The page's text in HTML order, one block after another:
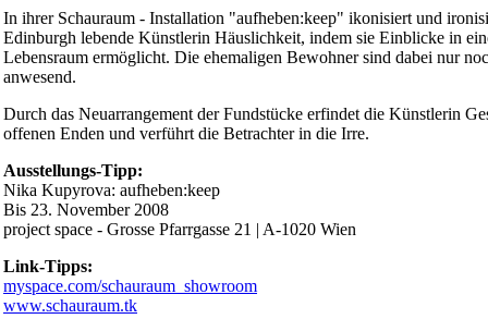
In ihrer Schauraum - Installation "aufheben:keep" ikonisiert und
Edinburgh lebende Künstlerin Häuslichkeit, indem sie Einblicke in
Lebensraum ermöglicht. Die ehemaligen Bewohner sind dabei nur
anwesend.
Durch das Neuarrangement der Fundstücke erfindet die Künstlerin
offenen Enden und verführt die Betrachter in die Irre.
Ausstellungs-Tipp:
Nika Kupyrova: aufheben:keep
Bis 23. November 2008
project space - Grosse Pfarrgasse 21 | A-1020 Wien
Link-Tipps:
myspace.com/schauraum_showroom
www.schauraum.tk